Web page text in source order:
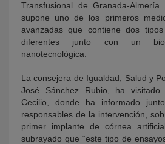
Transfusional de Granada-
supone uno de los primeros
avanzadas que contiene dos
diferentes junto con un
nanotecnológica.
La consejera de Igualdad, Salud y
José Sánchez Rubio, ha
Cecilio, donde ha informado
responsables de la intervención,
primer implante de córnea
subrayado que “este tipo de